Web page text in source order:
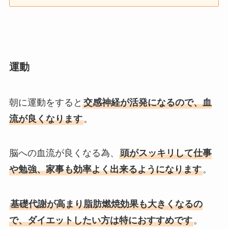
運動
朝に運動をすると 交感神経が活発になるので、血
流が良くなります。
脳への血流が良くなる為、 頭がスッキリして仕事
や勉強、家事も効率よく出来るようになります。
基礎代謝が高まり脂肪燃焼効果も大きくなるの
で、ダイエットしたい方は特におすすめです。